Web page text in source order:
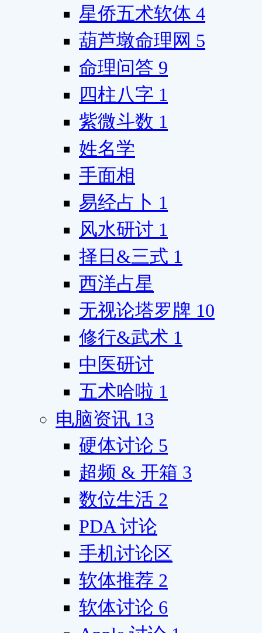
星侨五术软体 4
葫芦墩命理网 5
命理问答 9
四柱八字 1
紫微斗数 1
姓名学
手面相
易经占卜 1
风水研讨 1
择日&三式 1
西洋占星
无视论塔罗牌 10
修行&武术 1
中医研讨
五术哈啦 1
电脑资讯 13
硬体讨论 5
超频 & 开箱 3
数位生活 2
PDA 讨论
手机讨论区
软体推荐 2
软体讨论 6